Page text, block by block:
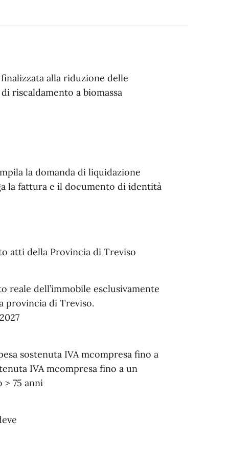
alla riduzione delle
riscaldamento a biomassa
la domanda di liquidazione
la fattura e il documento di identità
atti della Provincia di Treviso
dell’immobile esclusivamente
provincia di Treviso.
sostenuta IVA mcompresa fino a
IVA mcompresa fino a un
> 75 anni